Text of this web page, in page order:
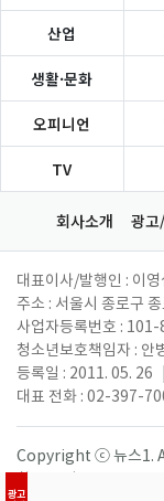
광고
산업
생활·문화
오피니언
TV
회사소개 광고
대표이사/발행인 : 이영
주소 : 서울시 종로구
사업자등록번호 :
청소년보호책임자 : 안
등록일 : 2011. 05. 26
대표 전화 : 02-397-
Copyright ⓒ 뉴스1.
활용 금지.